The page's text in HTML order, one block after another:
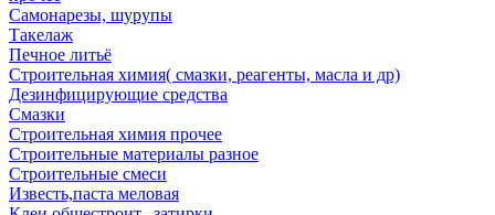
Самонарезы, шурупы
Такелаж
Печное литьё
Строительная химия( смазки, реагенты, масла и др)
Дезинфицирующие средства
Смазки
Строительная химия прочее
Строительные материалы разное
Строительные смеси
Известь,паста меловая